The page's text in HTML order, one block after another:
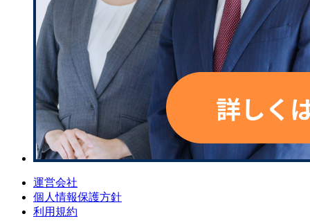
運営会社
個人情報保護方針
利用規約